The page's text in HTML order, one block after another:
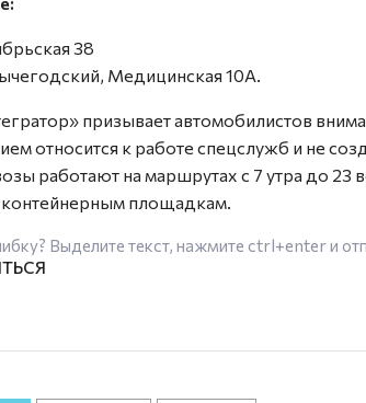
38
Медицинская 10А.
призывает автомобилистов
относится к работе спецслужб и не
работают на маршрутах с 7 утра до 23
контейнерным площадкам.
Выделите текст, нажмите ctrl+enterи